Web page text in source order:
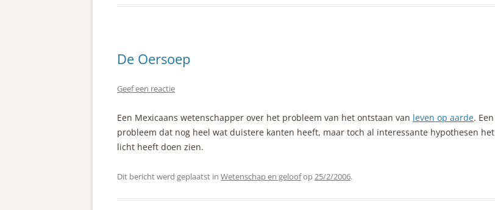
De Oersoep
Geef een reactie
Een Mexicaans wetenschapper over het probleem van het ontstaan van leven op aarde. Een
probleem dat nog heel wat duistere kanten heeft, maar toch al interessante hypothesen het
licht heeft doen zien.
Dit bericht werd geplaatst in Wetenschap en geloofop25/2/2006.